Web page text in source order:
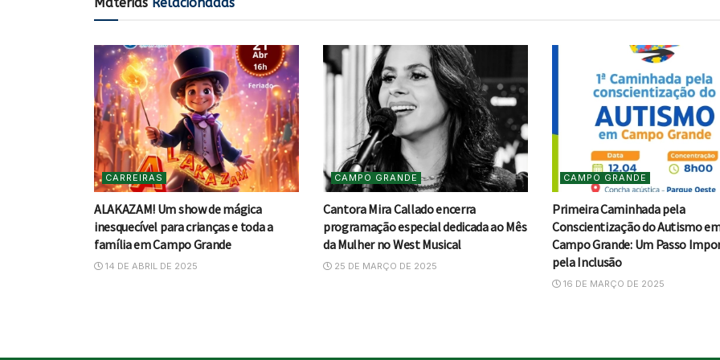
Matérias Relacionadas
CARREIRAS
ALAKAZAM! Um show de mágica
inesquecível para crianças e toda a
família em Campo Grande
14 DE ABRIL DE 2025
CAMPO GRANDE
Cantora Mira Callado encerra
programação especial dedicada ao Mês
da Mulher no West Musical
25 DE MARÇO DE 2025
CAMPO GRANDE
Primeira Caminhada pela
Conscientização do Autismo
Campo Grande: Um Passo
pela Inclusão
16 DE MARÇO DE 2025